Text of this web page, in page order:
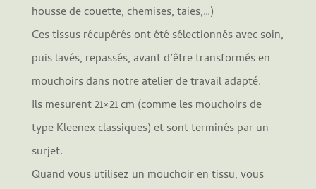
housse de couette, chemises, taies,…)
Ces tissus récupérés ont été sélectionnés avec soin,
puis lavés, repassés, avant d’être transformés en
mouchoirs dans notre atelier de travail adapté.
Ils mesurent 21×21 cm (comme les mouchoirs de
type Kleenex classiques) et sont terminés par un
surjet.
Quand vous utilisez un mouchoir en tissu, vous